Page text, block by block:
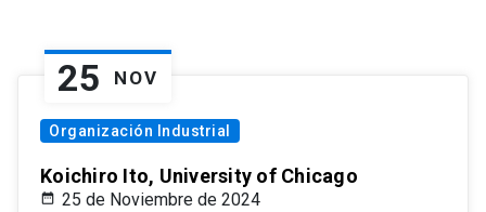
25 NOV
Organización Industrial
Koichiro Ito, University of Chicago
25 de Noviembre de 2024